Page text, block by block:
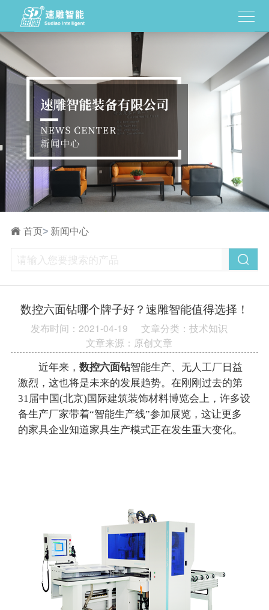
首页> 新闻中心
数控六面钻哪个牌子好？速雕智能值得选择！
发布时间：2021-04-19
文章分类：技术知识
文章来源：原创文章
近年来， 数控六面钻智能生产、无人工厂日益
激烈，这也将是未来的发展趋势。在刚刚过去的第
31届中国(北京)国际建筑装饰材料博览会上，许多设
备生产厂家带着“智能生产线”参加展览，这让更多
的家具企业知道家具生产模式正在发生重大变化。